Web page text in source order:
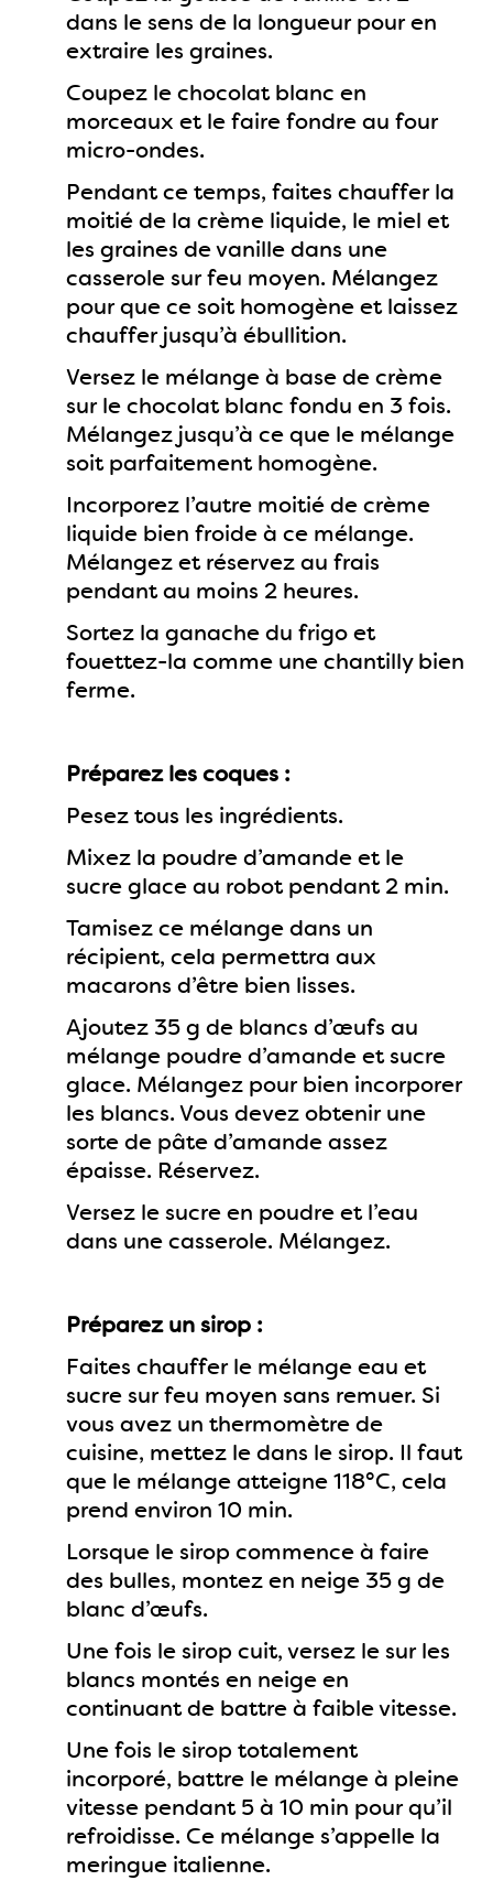
dans le sens de la longueur pour en
extraire les graines.
Coupez le chocolat blanc en
morceaux et le faire fondre au four
micro-ondes.
Pendant ce temps, faites chauffer la
moitié de la crème liquide, le miel et
les graines de vanille dans une
casserole sur feu moyen. Mélangez
pour que ce soit homogène et laissez
chauffer jusqu’à ébullition.
Versez le mélange à base de crème
sur le chocolat blanc fondu en 3 fois.
Mélangez jusqu’à ce que le mélange
soit parfaitement homogène.
Incorporez l’autre moitié de crème
liquide bien froide à ce mélange.
Mélangez et réservez au frais
pendant au moins 2 heures.
Sortez la ganache du frigo et
fouettez-la comme une chantilly bien
ferme.
Préparez les coques :
Pesez tous les ingrédients.
Mixez la poudre d’amande et le
sucre glace au robot pendant 2 min.
Tamisez ce mélange dans un
récipient, cela permettra aux
macarons d’être bien lisses.
Ajoutez 35 g de blancs d’œufs au
mélange poudre d’amande et sucre
glace. Mélangez pour bien incorporer
les blancs. Vous devez obtenir une
sorte de pâte d’amande assez
épaisse. Réservez.
Versez le sucre en poudre et l’eau
dans une casserole. Mélangez.
Préparez un sirop :
Faites chauffer le mélange eau et
sucre sur feu moyen sans remuer. Si
vous avez un thermomètre de
cuisine, mettez le dans le sirop. Il faut
que le mélange atteigne 118°C, cela
prend environ 10 min.
Lorsque le sirop commence à faire
des bulles, montez en neige 35 g de
blanc d’œufs.
Une fois le sirop cuit, versez le sur les
blancs montés en neige en
continuant de battre à faible vitesse.
Une fois le sirop totalement
incorporé, battre le mélange à pleine
vitesse pendant 5 à 10 min pour qu’il
refroidisse. Ce mélange s’appelle la
meringue italienne.